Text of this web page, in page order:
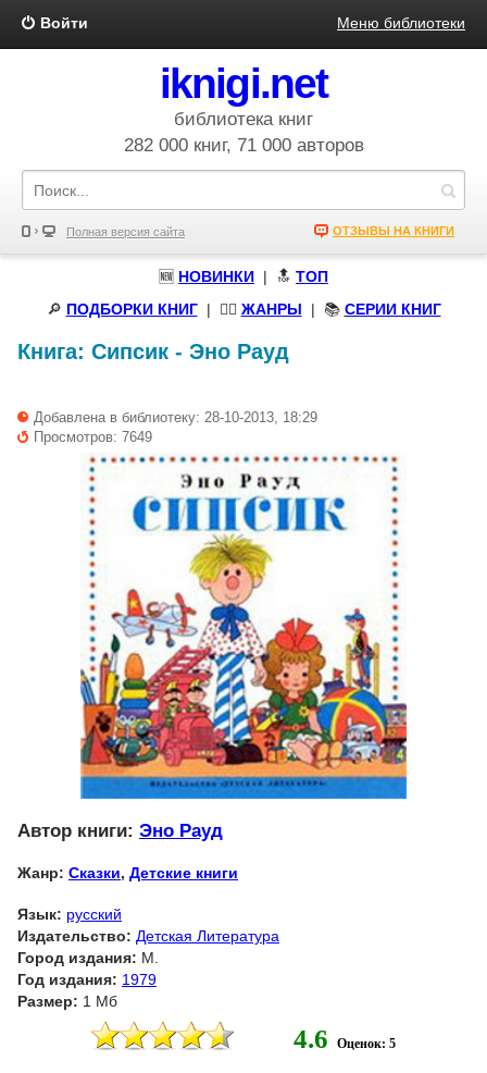
Войти Меню библиотеки
iknigi.net
библиотека книг
282 000 книг, 71 000 авторов
Полная версия сайта ОТЗЫВЫ НА КНИГИ
🆕 НОВИНКИ | 🔝 ТОП
🔎 ПОДБОРКИ КНИГ| 🧝‍♀️ ЖАНРЫ | 📚 СЕРИИ КНИГ
Книга: Сипсик - Эно Рауд
Добавлена в библиотеку: 28-10-2013, 18:29
Просмотров: 7649
Автор книги: Эно Рауд
Жанр: Сказки, Детские книги
Язык: русский
Издательство: Детская Литература
Город издания: М.
Год издания: 1979
Размер: 1 Мб
4.6 Оценок: 5